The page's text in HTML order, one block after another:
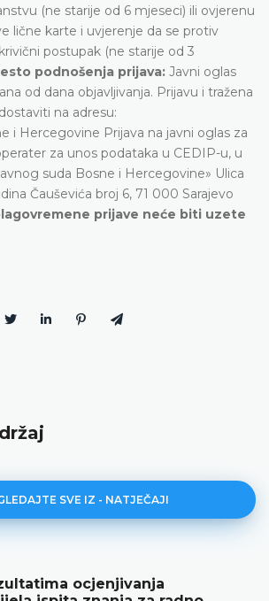
(ne starije od 6 mjeseci) ili ovjerenu
lične karte i uvjerenje da se protiv
postupak (ne starije od 3
podnošenja prijava: Javni oglas
od dana objavljivanja. Prijavu i tražena
na adresu:
i Hercegovine Prijava na javni oglas za
za unos podataka u CEDIP-u, u
suda Bosne i Hercegovine» Ulica
Čauševića broj 6, 71 000 Sarajevo
prijave neće biti uzete
SVE IZ - NATJEČAJI
ocjenjivanja